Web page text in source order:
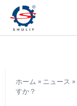
ホーム » ニュース »
すか？